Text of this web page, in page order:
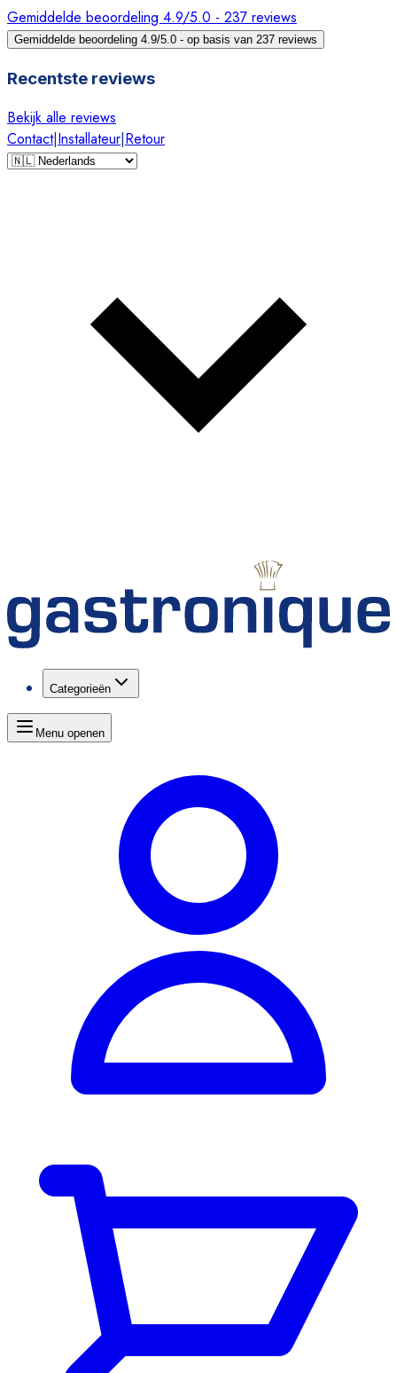
Gemiddelde beoordeling 4.9/5.0 - 237 reviews
Gemiddelde beoordeling 4.9/5.0 - op basis van 237 reviews
Recentste reviews
Bekijk alle reviews
Contact|Installateur|Retour
Categorieën
Menu openen